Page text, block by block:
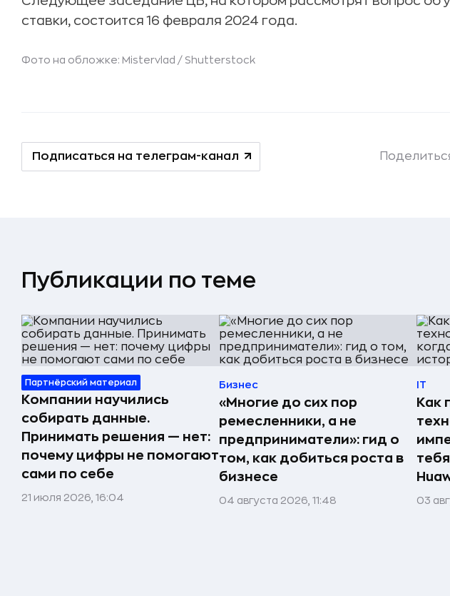
ставки, состоится 16 февраля 2024 года.
Фото на обложке: Mistervlad / Shutterstock
Подписаться на телеграм-канал
Публикации по теме
Партнёрский материал
Компании научились
собирать данные.
Принимать решения — нет:
почему цифры не помогают
сами по себе
21 июля 2026, 16:04
Бизнес
«Многие до сих пор
ремесленники, а не
предприниматели»: гид о
том, как добиться роста в
бизнесе
04 августа 2026, 11:48
IT
Как
03